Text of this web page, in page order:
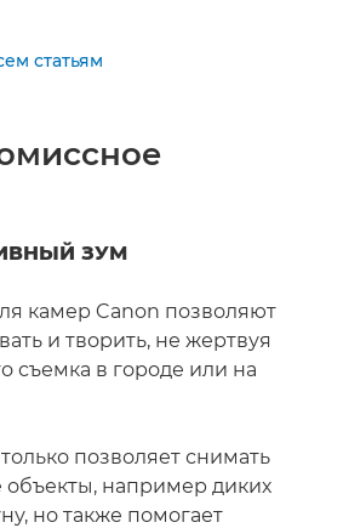
статьям
ЗУМ
камер Canon позволяют
и творить, не жертвуя
съемка в городе или на
позволяет снимать
объекты, например диких
но также помогает